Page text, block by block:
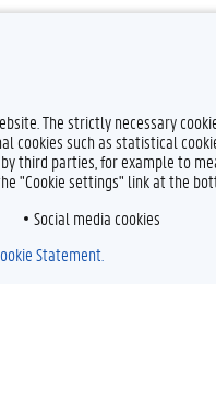
The strictly necessary
cookies such as statistical
third parties, for example to
"Cookie settings" link at the
Social media cookies
Statement.